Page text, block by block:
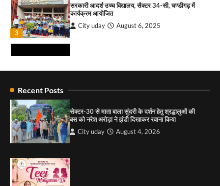
3 City uday August 6, 2026
4
₹227 करोड़ का ‘टेबल एजेंडा घोटाला’ भाजपा के
भ्रष्टाचार, तानाशाही और लोकतंत्र की हत्या का सबसे बड़ा
सबूत : एच.एस. लक्की
3
सरकारी आदर्श उच्च विद्यालय, सैक्टर 34-सी, चण्डीगढ़ में
कार्यक्रम आयोजित
City uday August 6, 2025
4
1
Recent Posts
सेक्टर-30 से माता बाला सुंदरी के दर्शन हेतु श्रद्धालुओं की
बस को नरेश अरोड़ा ने झंडी दिखाकर रवाना किया
City uday August 4, 2026